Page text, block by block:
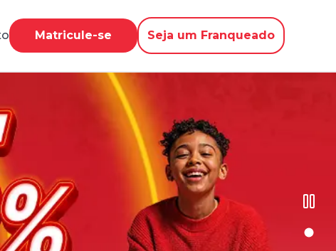
Matricule-se Seja um Franqueado